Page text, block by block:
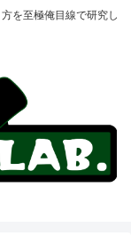
を至極俺目線で研究し